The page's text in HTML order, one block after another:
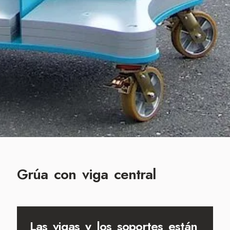
Grúa con viga central
Las vigas y los soportes están